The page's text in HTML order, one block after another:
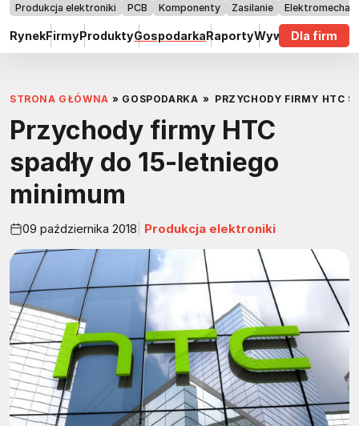
Produkcja elektroniki PCB Komponenty Zasilanie
RynekFirmyProduktyGospodarkaRaportyWywiadyDla firm
STRONA GŁÓWNA » GOSPODARKA » PRZYCHODY FIRMY HTC
Przychody firmy HTC
spadły do 15-letniego
minimum
09 października 2018 Produkcja elektroniki